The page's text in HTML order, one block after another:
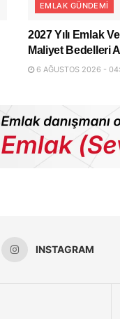
EMLAK GÜNDEMI
2027 Yılı Emlak
Maliyet Bedelleri
6 AĞUSTOS 2026 -
INSTAGRAM